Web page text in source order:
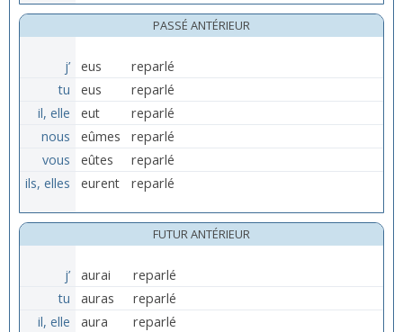
PASSÉ ANTÉRIEUR
j’ eus
reparlé
tu
eus
reparlé
il, elle
eut
reparlé
nous
eûmes
reparlé
vous
eûtes
reparlé
ils, elles
eurent reparlé
FUTUR ANTÉRIEUR
j’ aurai
reparlé
tu
auras
reparlé
il, elle
aura
reparlé